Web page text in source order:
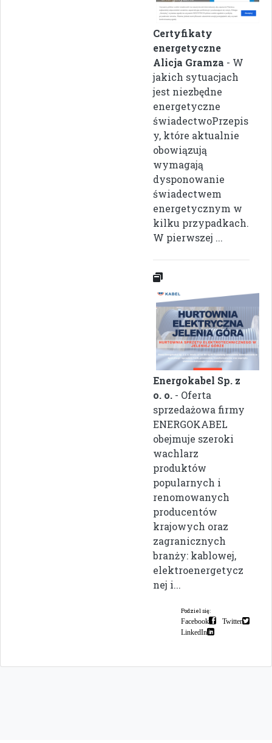
Certyfikaty
energetyczne
Alicja Gramza - W
jakich sytuacjach
jest niezbędne
energetyczne
świadectwoPrzepis
y, które aktualnie
obowiązują
wymagają
dysponowanie
świadectwem
energetycznym w
kilku przypadkach.
W pierwszej ...
Energokabel Sp. z
o. o. - Oferta
sprzedażowa firmy
ENERGOKABEL
obejmuje szeroki
wachlarz
produktów
popularnych i
renomowanych
producentów
krajowych oraz
zagranicznych
branży: kablowej,
elektroenergetycz
nej i...
Podziel się:
Facebook
Twitter
LinkedIn